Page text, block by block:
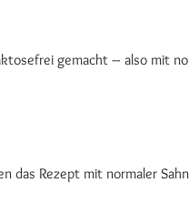
gemacht – also mit
das Rezept mit normaler